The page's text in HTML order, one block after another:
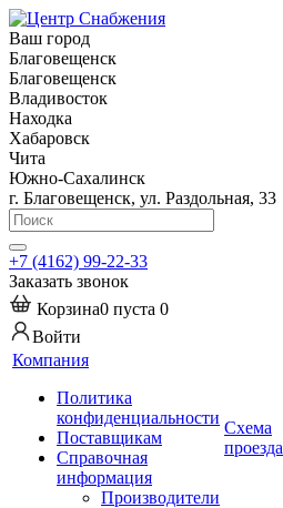
Ваш город
Благовещенск
Благовещенск
Владивосток
Находка
Хабаровск
Чита
Южно-Сахалинск
г. Благовещенск, ул. Раздольная, 33
+7 (4162) 99-22-33
Заказать звонок
Корзина0 пуста 0
Войти
Компания
Политика
конфиденциальности
Поставщикам
Справочная
информация
Производители
Схема
проезда